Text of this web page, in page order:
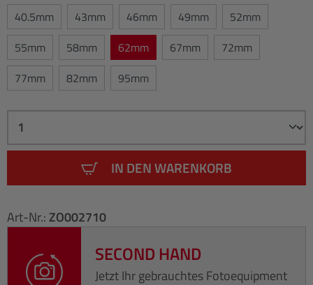
40.5mm
43mm 46mm 49mm
52mm
55mm
58mm 62mm 67mm
72mm
77mm
82mm 95mm
IN DEN WARENKORB
Art-Nr.: ZO002710
SECOND HAND
Jetzt Ihr gebrauchtes Fotoequipment